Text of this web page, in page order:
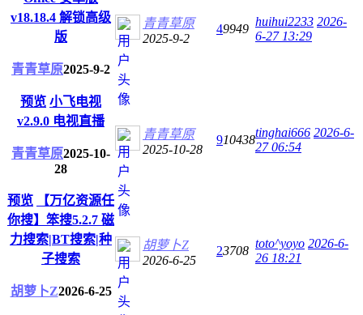
v18.18.4 解锁高级
版
青青草原2025-9-2
青青草原
2025-9-2
49949
huihui2233 2026-
6-27 13:29
预览 小飞电视
v2.9.0 电视直播
青青草原2025-10-
28
青青草原
2025-10-28
910438
tinghai666 2026-6-
27 06:54
预览
【万亿资源任
你搜】笨搜5.2.7 磁
力搜索|BT搜索|种
子搜索
胡萝卜Z2026-6-25
胡萝卜Z
2026-6-25
23708
toto^yoyo 2026-6-
26 18:21